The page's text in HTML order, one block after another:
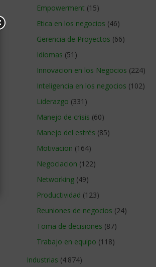
Empowerment (15)
Etica en los negocios (46)
Gerencia de Proyectos (66)
Idiomas (51)
Innovacion en los Negocios (224)
Inteligencia en los negocios (102)
Liderazgo (331)
Manejo de crisis (60)
Manejo del estrés (85)
Motivacion (164)
Negociacion (122)
Networking (49)
Productividad (123)
Reuniones de negocios (24)
Toma de decisiones (87)
Trabajo en equipo (118)
Industrias (4.874)